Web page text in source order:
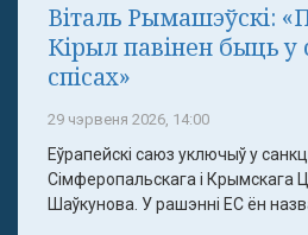
Віталь Рымашэўскі:
Кірыл павінен быць
спісах»
29 чэрвеня 2026, 14:00
Еўрапейскі саюз уключыў у
Сімферопальскага і Крымскага
Шаўкунова. У рашэнні ЕС ён